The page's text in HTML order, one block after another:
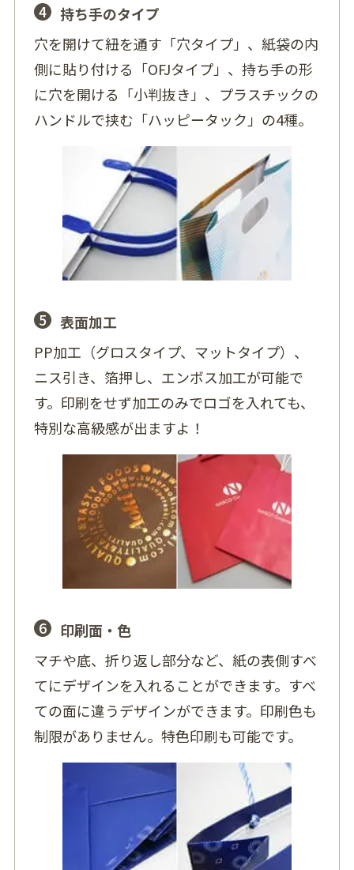
4
持ち手のタイプ
穴を開けて紐を通す「穴タイプ」、紙袋の内
側に貼り付ける「OFJタイプ」、持ち手の形
に穴を開ける「小判抜き」、プラスチックの
ハンドルで挟む「ハッピータック」の4種。
5
表面加工
PP加工（グロスタイプ、マットタイプ）、
ニス引き、箔押し、エンボス加工が可能で
す。印刷をせず加工のみでロゴを入れても、
特別な高級感が出ますよ！
6
印刷面・色
マチや底、折り返し部分など、紙の表側すべ
てにデザインを入れることができます。すべ
ての面に違うデザインができます。印刷色も
制限がありません。特色印刷も可能です。